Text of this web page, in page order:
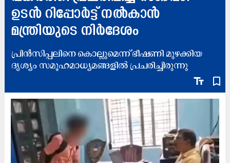
ഉടൻ റിപ്പോർട്ട് നൽകാൻ
മന്ത്രിയുടെ നിർദേശം
text_fields bookmark_border
പ്രിൻസിപ്പലിനെ കൊല്ലുമെന്ന് ഭീഷണി മുഴക്കിയ
ദൃശ്യം സമൂഹമാധ്യമങ്ങളിൽ പ്രചരിച്ചിരുന്നു